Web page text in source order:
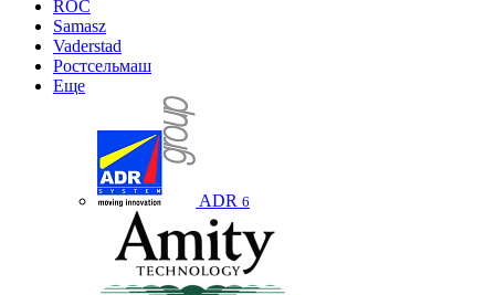
ROC
Samasz
Vaderstad
Ростсельмаш
Еще
ADR 6